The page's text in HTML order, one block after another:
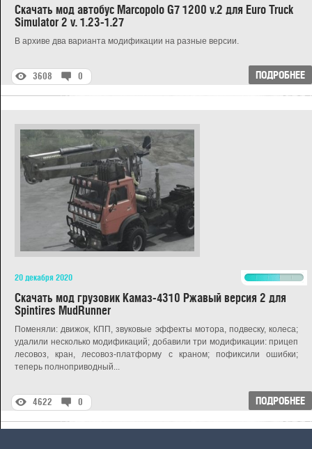
Скачать мод автобус Marcopolo G7 1200 v.2 для Euro Truck
Simulator 2 v. 1.23-1.27
В архиве два варианта модификации на разные версии.
G 3608 D 0 ПОДРОБНЕЕ
20 декабря 2020
Скачать мод грузовик Камаз-4310 Ржавый версия 2 для
Spintires MudRunner
Поменяли: движок, КПП, звуковые эффекты мотора, подвеску, колеса;
удалили несколько модификаций; добавили три модификации: прицеп
лесовоз, кран, лесовоз-платформу с краном; пофиксили ошибки;
теперь полноприводный...
G 4622 D 0 ПОДРОБНЕЕ